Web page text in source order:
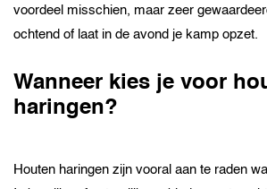
voordeel misschien, maar zeer
ochtend of laat in de avond je kamp opzet.
Wanneer kies je voor
haringen?
Houten haringen zijn vooral aan te raden